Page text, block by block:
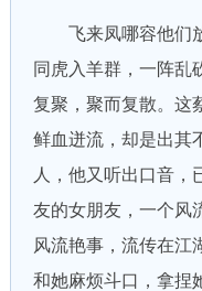
飞来凤哪容他们放
同虎入羊群，一阵乱
复聚，聚而复散。这
鲜血迸流，却是出其
人，他又听出口音，
友的女朋友，一个风
风流艳事，流传在江
和她麻烦斗口，拿捏